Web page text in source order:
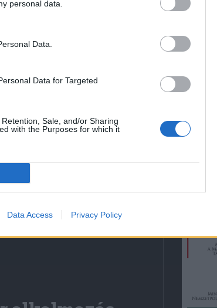
personal data.
Data.
Data for Targeted
Sale, and/or Sharing
with the Purposes for which it
Data Access Privacy Policy